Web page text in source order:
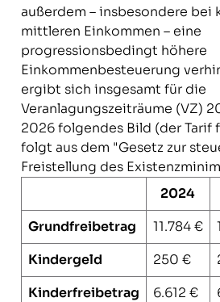
außerdem – insbesondere bei
mittleren Einkommen – eine
progressionsbedingt höhere
Einkommenbesteuerung
ergibt sich insgesamt für die
Veranlagungszeiträume (VZ)
2026 folgendes Bild (der Tarif
folgt aus dem "Gesetz zur
Freistellung des
2024
Grundfreibetrag
11.784 €
Kindergeld
250 €
Kinderfreibetrag
6.612 €